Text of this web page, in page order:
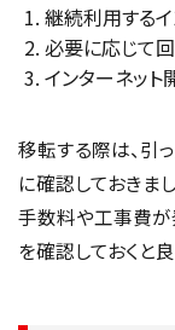
継続利用する
必要に応じて
インターネット
移転する際は、引
に確認しておきま
手数料や工事費が
を確認しておくと良